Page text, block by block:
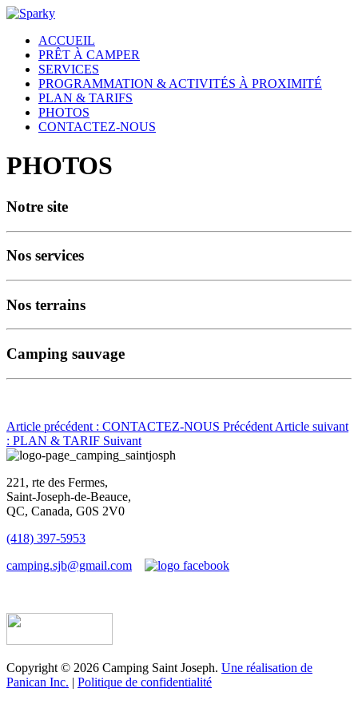
ACCUEIL
PRÊT À CAMPER
SERVICES
PROGRAMMATION & ACTIVITÉS À PROXIMITÉ
PLAN & TARIFS
PHOTOS
CONTACTEZ-NOUS
PHOTOS
Notre site
Nos services
Nos terrains
Camping sauvage
Article précédent : CONTACTEZ-NOUS Précédent Article suivant
: PLAN & TARIF Suivant
221, rte des Fermes,
Saint-Joseph-de-Beauce,
QC, Canada, G0S 2V0
(418) 397-5953
camping.sjb@gmail.com
Copyright © 2026 Camping Saint Joseph. Une réalisation de
Panican Inc. | Politique de confidentialité